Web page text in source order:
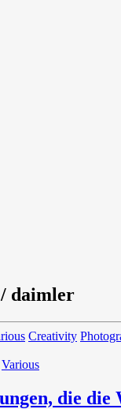
daimler
Creativity
Various
die die